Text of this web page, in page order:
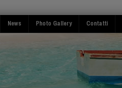
News Photo Gallery Contatti